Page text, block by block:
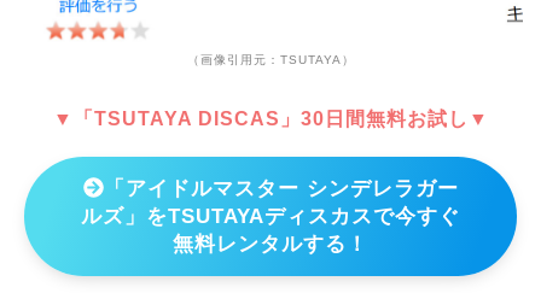
（画像引用元：TSUTAYA）
▼「TSUTAYA DISCAS」30日間無料お試し▼
「アイドルマスター シンデレラガー
ルズ」をTSUTAYAディスカスで今すぐ
無料レンタルする！